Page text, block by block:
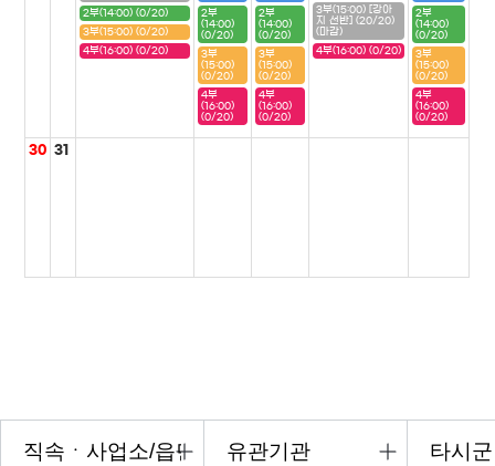
2부(14:00) (0/20)
3부(15:00) (0/20)
4부(16:00) (0/20)
2부
(14:00)
(0/20)
3부
(15:00)
(0/20)
4부
(16:00)
(0/20)
2부
(14:00)
(0/20)
3부
(15:00)
(0/20)
4부
(16:00)
(0/20)
3부(15:00) [강아
지 선반] (20/20)
(마감)
4부(16:00) (0/20)
2부
(14:00)
(0/20)
3부
(15:00)
(0/20)
4부
(16:00)
(0/20)
30 31